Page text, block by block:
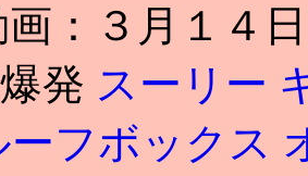
：３月１４
発 スーリー
ーフボックス